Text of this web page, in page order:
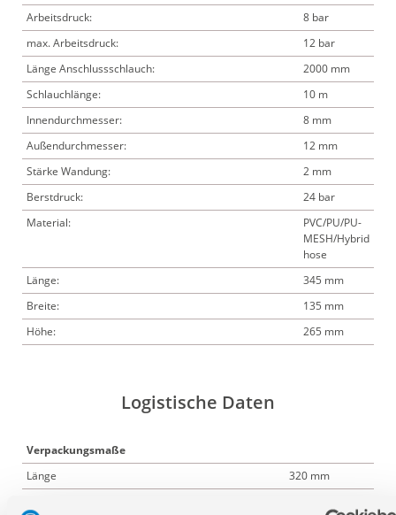
Arbeitsdruck:
8 bar
max. Arbeitsdruck:
12 bar
Länge Anschlussschlauch:
2000 mm
Schlauchlänge:
10 m
Innendurchmesser:
8 mm
Außendurchmesser:
12 mm
Stärke Wandung:
2 mm
Berstdruck:
24 bar
Material:
PVC/PU/PU-
MESH/Hybrid
hose
Länge:
345 mm
Breite:
135 mm
Höhe:
265 mm
Logistische Daten
Verpackungsmaße
Länge
320 mm